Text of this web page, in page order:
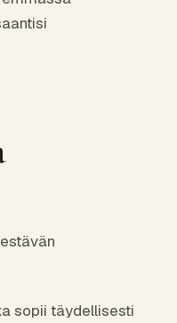
sopii täydellisesti